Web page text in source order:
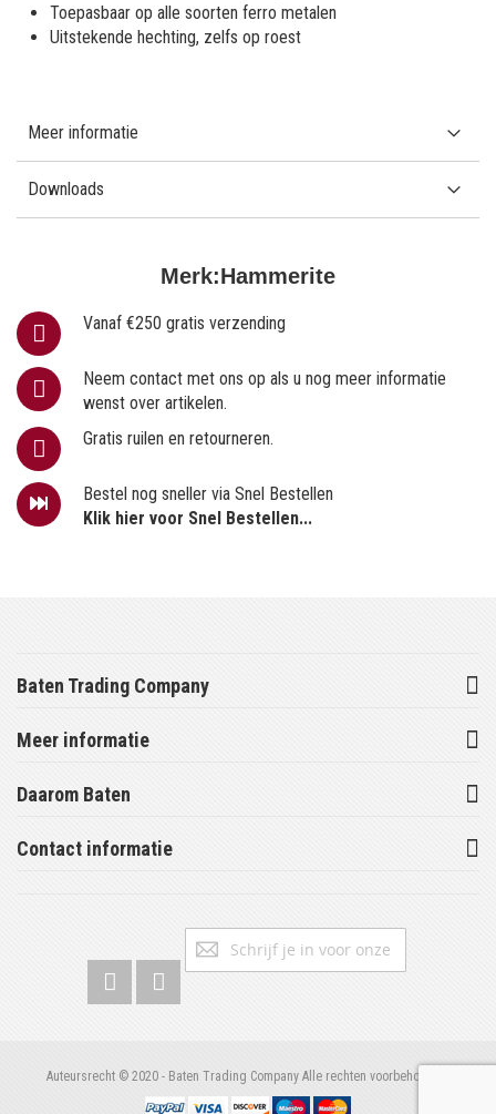
Merk:Hammerite
Vanaf €250 gratis verzending
Neem contact met ons op als u nog meer informatie
wenst over artikelen.
Gratis ruilen en retourneren.
Bestel nog sneller via Snel Bestellen
Klik hier voor Snel Bestellen...
Toepasbaar op alle soorten ferro metalen
Uitstekende hechting, zelfs op roest
Meer informatie
Downloads
Baten Trading Company
Meer informatie
Daarom Baten
Contact informatie
Abonneer
Auteursrecht © 2020 - Baten Trading Company Alle rechten voorbehouden.